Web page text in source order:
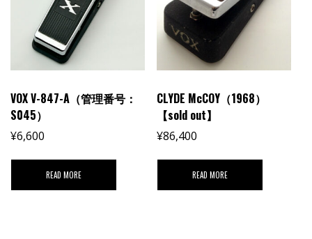
VOX V-847-A（管理番号：
S045）
¥6,600
READ MORE
CLYDE McCOY（1968）
【sold out】
¥86,400
READ MORE